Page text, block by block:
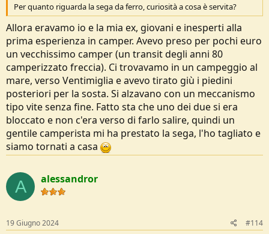
Per quanto riguarda la sega da ferro, curiosità a cosa è servita?
Allora eravamo io e la mia ex, giovani e inesperti alla
prima esperienza in camper. Avevo preso per pochi euro
un vecchissimo camper (un transit degli anni 80
camperizzato freccia). Ci trovavamo in un campeggio al
mare, verso Ventimiglia e avevo tirato giù i piedini
posteriori per la sosta. Si alzavano con un meccanismo
tipo vite senza fine. Fatto sta che uno dei due si era
bloccato e non c'era verso di farlo salire, quindi un
gentile camperista mi ha prestato la sega, l'ho tagliato e
siamo tornati a casa
A alessandror
19 Giugno 2024 #114